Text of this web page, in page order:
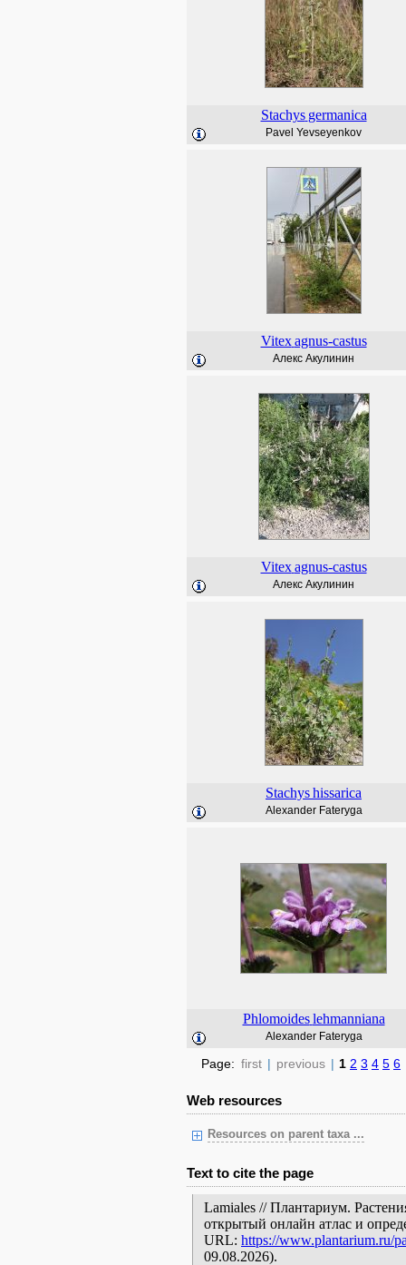
Stachys germanica
Pavel Yevseyenkov
Vitex agnus-castus
Алекс Акулинин
Vitex agnus-castus
Алекс Акулинин
Stachyshissarica
Alexander Fateryga
Phlomoides lehmanniana
Alexander Fateryga
Page: first | previous | 1 2 3 4 5 6
Web resources
Resources on parent taxa ...
Text to cite the page
Lamiales // Плантариум.
открытый онлайн атлас и
URL: https://www.plantarium.ru/
09.08.2026).